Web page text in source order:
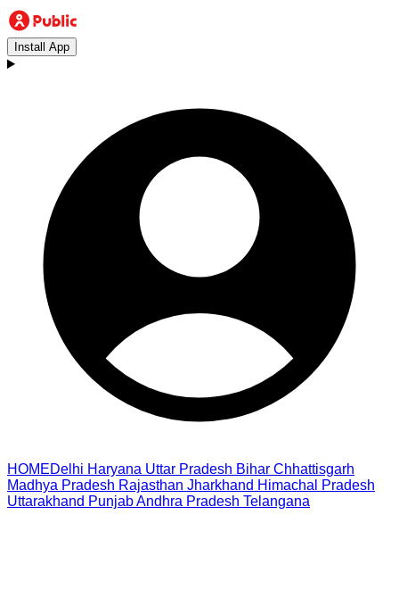
Install App
HOMEDelhi Haryana Uttar Pradesh Bihar Chhattisgarh
Madhya Pradesh Rajasthan Jharkhand Himachal Pradesh
Uttarakhand PunjabAndhra Pradesh Telangana